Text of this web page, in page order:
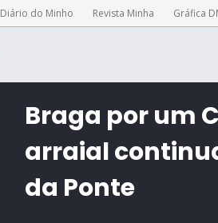
Diário do Minho Revista Minha Gráfica
Braga por um
arraial
da Ponte